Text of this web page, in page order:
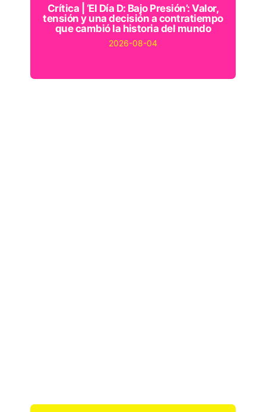
Crítica | ‘El Día D: Bajo Presión’: Valor,
tensión y una decisión a contratiempo
que cambió la historia del mundo
2026-08-04